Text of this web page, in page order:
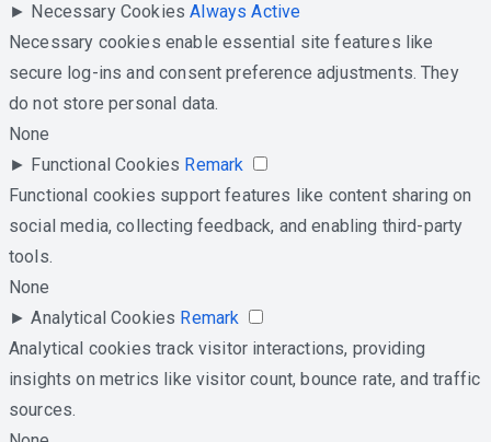
► Necessary Cookies Always Active
Necessary cookies enable essential site features like
secure log-ins and consent preference adjustments. They
do not store personal data.
None
► Functional Cookies Remark
Functional cookies support features like content sharing on
social media, collecting feedback, and enabling third-party
tools.
None
► Analytical Cookies Remark
Analytical cookies track visitor interactions, providing
insights on metrics like visitor count, bounce rate, and traffic
sources.